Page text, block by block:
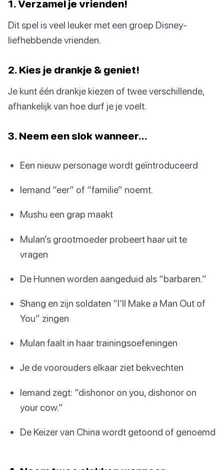
1. Verzamel je vrienden!
Dit spel is veel leuker met een groep Disney-
liefhebbende vrienden.
2. Kies je drankje & geniet!
Je kunt één drankje kiezen of twee verschillende,
afhankelijk van hoe durf je je voelt.
3. Neem een slok wanneer…
Een nieuw personage wordt geïntroduceerd
Iemand “eer” of “familie” noemt.
Mushu een grap maakt
Mulan’s grootmoeder probeert haar uit te
vragen
De Hunnen worden aangeduid als “barbaren.”
Shang en zijn soldaten “I’ll Make a Man Out of
You” zingen
Mulan faalt in haar trainingsoefeningen
Je de voorouders elkaar ziet bekvechten
Iemand zegt: “dishonor on you, dishonor on
your cow.”
De Keizer van China wordt getoond of genoemd